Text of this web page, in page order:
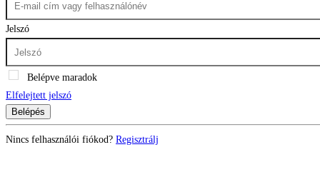
Jelszó
Belépve maradok
Elfelejtett jelszó
Belépés
Nincs felhasználói fiókod? Regisztrálj